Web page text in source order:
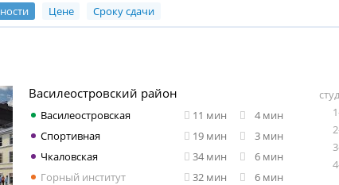
Цене Сроку сдачи
Василеостровский район
Василеостровская 11 мин
4 мин
Спортивная
19 мин
3 мин
Чкаловская
34 мин
6 мин
Горный институт
32 мин 6 мин